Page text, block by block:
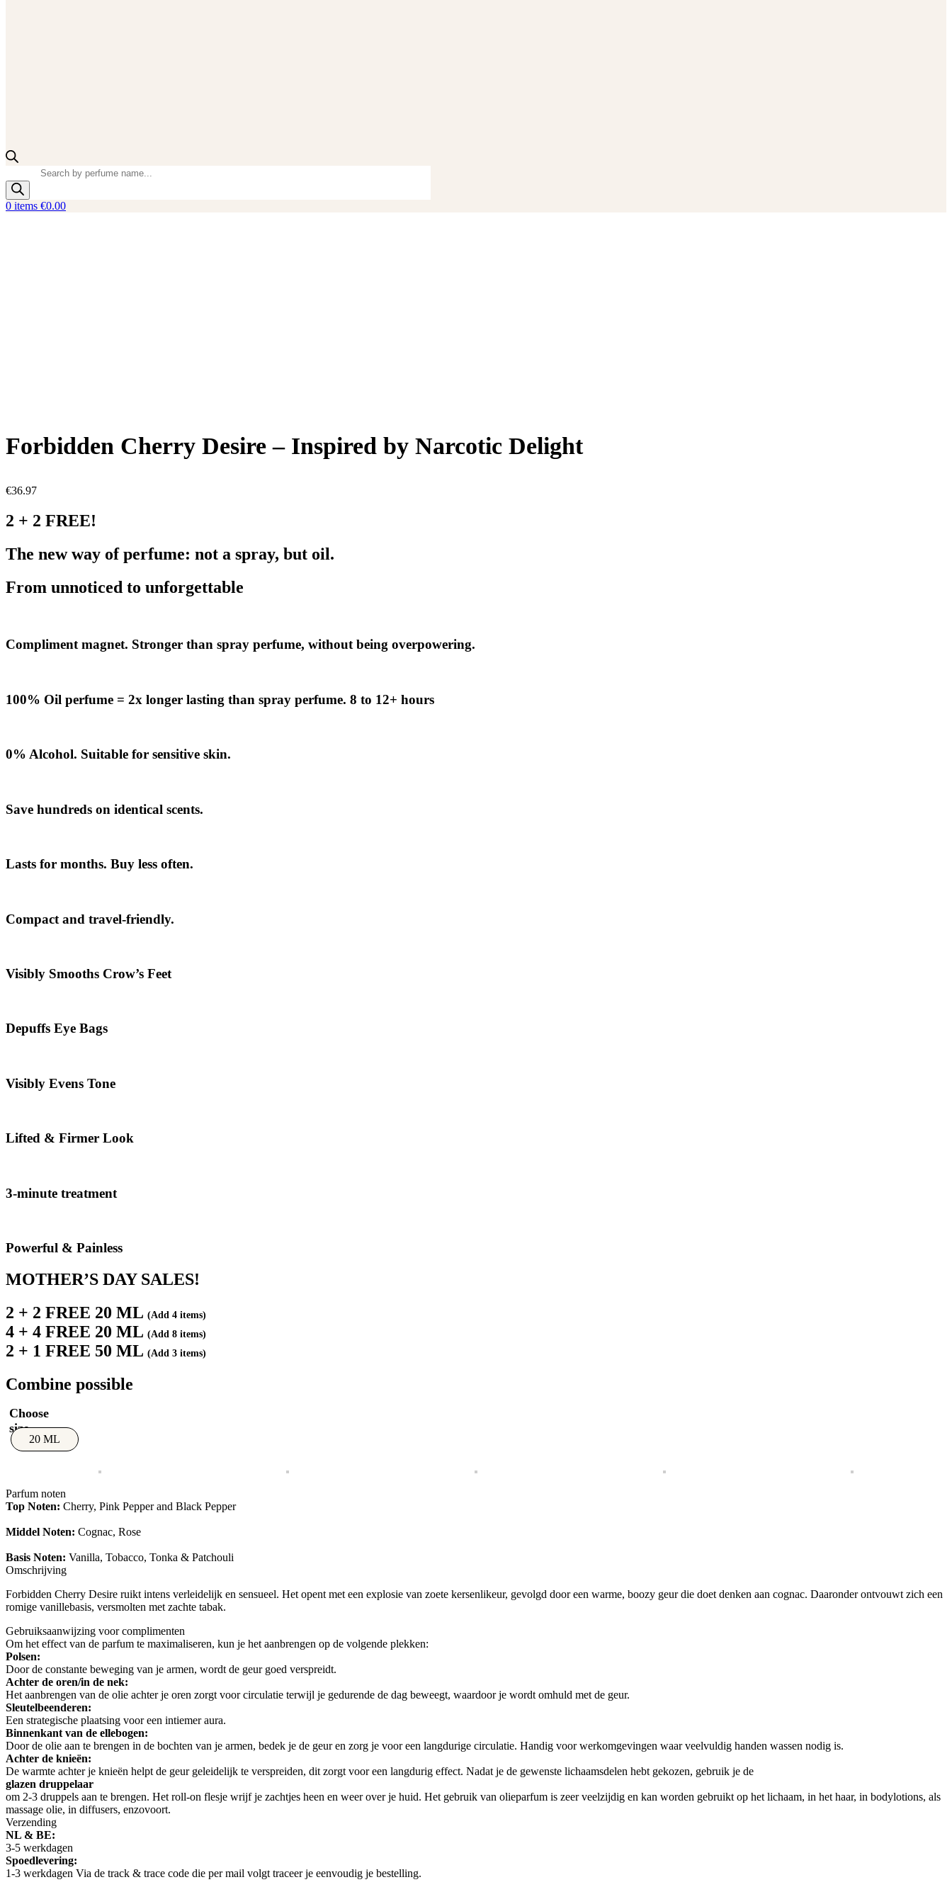
Products
search
0 items €0.00
Forbidden Cherry Desire – Inspired by Narcotic Delight
€36.97
2 + 2 FREE!
The new way of perfume: not a spray, but oil.
From unnoticed to unforgettable
Complimentmagnet. Stronger than spray perfume, without being overpowering.
100% Oil perfume = 2x longer lasting than spray perfume. 8 to 12+ hours
0% Alcohol. Suitable for sensitive skin.
Save hundreds on identical scents.
Lasts for months. Buy less often.
Compact and travel-friendly.
Visibly Smooths Crow’s Feet
Depuffs Eye Bags
Visibly Evens Tone
Lifted & Firmer Look
3-minute treatment
Powerful & Painless
MOTHER’S DAY SALES!
2 + 2 FREE 20 ML (Add 4 items)
4 + 4 FREE 20 ML (Add 8 items)
2 + 1 FREE 50 ML (Add 3 items)
Combine possible
20 ML
Parfum noten
Top Noten: Cherry, Pink Pepper and Black Pepper
Middel Noten: Cognac, Rose
Basis Noten: Vanilla, Tobacco, Tonka & Patchouli
Omschrijving
Forbidden Cherry Desire ruikt intens verleidelijk en sensueel. Het opent met een explosie van zoete kersenlikeur, gevolgd door een warme, boozy geur die doet denken aan cognac. Daaronder ontvouwt zich een
romige vanillebasis, versmolten met zachte tabak.
Gebruiksaanwijzing voor complimenten
Om het effect van de parfum te maximaliseren, kun je het aanbrengen op de volgende plekken:
Polsen:
Door de constante beweging van je armen, wordt de geur goed verspreidt.
Achter de oren/in de nek:
Het aanbrengen van de olie achter je oren zorgt voor circulatie terwijl je gedurende de dag beweegt, waardoor je wordt omhuld met de geur.
Sleutelbeenderen:
Een strategische plaatsing voor een intiemer aura.
Binnenkant van de ellebogen:
Door de olie aan te brengen in de bochten van je armen, bedek je de geur en zorg je voor een langdurige circulatie. Handig voor werkomgevingen waar veelvuldig handen wassen nodig is.
Achter de knieën:
De warmte achter je knieën helpt de geur geleidelijk te verspreiden, dit zorgt voor een langdurig effect. Nadat je de gewenste lichaamsdelen hebt gekozen, gebruik je de
glazen druppelaar
om 2-3 druppels aan te brengen. Het roll-on flesje wrijf je zachtjes heen en weer over je huid. Het gebruik van olieparfum is zeer veelzijdig en kan worden gebruikt op het lichaam, in het haar, in bodylotions, als
massage olie, in diffusers, enzovoort.
Verzending
NL & BE:
3-5 werkdagen
Spoedlevering:
1-3 werkdagen Via de track & trace code die per mail volgt traceer je eenvoudig je bestelling.